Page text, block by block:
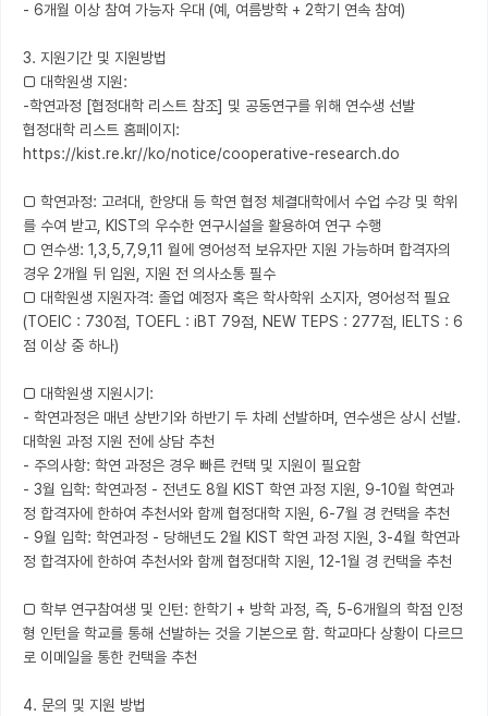
- 6개월 이상 참여 가능자 우대 (예, 여름방학 + 2학기 연속 참여)
3. 지원기간 및 지원방법
□ 대학원생 지원:
-학연과정 [협정대학 리스트 참조] 및 공동연구를 위해 연수생 선발
협정대학 리스트 홈페이지:
https://kist.re.kr//ko/notice/cooperative-research.do
□ 학연과정: 고려대, 한양대 등 학연 협정 체결대학에서 수업 수강 및 학위
를 수여 받고, KIST의 우수한 연구시설을 활용하여 연구 수행
□ 연수생: 1,3,5,7,9,11 월에 영어성적 보유자만 지원 가능하며 합격자의
경우 2개월 뒤 입원, 지원 전 의사소통 필수
□ 대학원생 지원자격: 졸업 예정자 혹은 학사학위 소지자, 영어성적 필요
(TOEIC : 730점, TOEFL : iBT 79점, NEW TEPS : 277점, IELTS : 6
점 이상 중 하나)
□ 대학원생 지원시기:
- 학연과정은 매년 상반기와 하반기 두 차례 선발하며, 연수생은 상시 선발.
대학원 과정 지원 전에 상담 추천
- 주의사항: 학연 과정은 경우 빠른 컨택 및 지원이 필요함
- 3월 입학: 학연과정 - 전년도 8월 KIST 학연 과정 지원, 9-10월 학연과
정 합격자에 한하여 추천서와 함께 협정대학 지원, 6-7월 경 컨택을 추천
- 9월 입학: 학연과정 - 당해년도 2월 KIST 학연 과정 지원, 3-4월 학연과
정 합격자에 한하여 추천서와 함께 협정대학 지원, 12-1월 경 컨택을 추천
□ 학부 연구참여생 및 인턴: 한학기 + 방학 과정, 즉, 5-6개월의 학점 인정
형 인턴을 학교를 통해 선발하는 것을 기본으로 함. 학교마다 상황이 다르므
로 이메일을 통한 컨택을 추천
4. 문의 및 지원 방법